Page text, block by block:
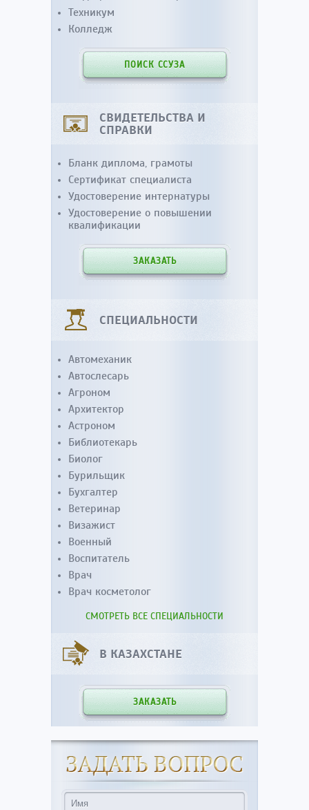
Техникум
Колледж
ПОИСК ССУЗА
СВИДЕТЕЛЬСТВА И
СПРАВКИ
Бланк диплома, грамоты
Сертификат специалиста
Удостоверение интернатуры
Удостоверение о повышении
квалификации
ЗАКАЗАТЬ
СПЕЦИАЛЬНОСТИ
Автомеханик
Автослесарь
Агроном
Архитектор
Астроном
Библиотекарь
Биолог
Бурильщик
Бухгалтер
Ветеринар
Визажист
Военный
Воспитатель
Врач
Врач косметолог
СМОТРЕТЬ ВСЕ СПЕЦИАЛЬНОСТИ
В КАЗАХСТАНЕ
ЗАКАЗАТЬ